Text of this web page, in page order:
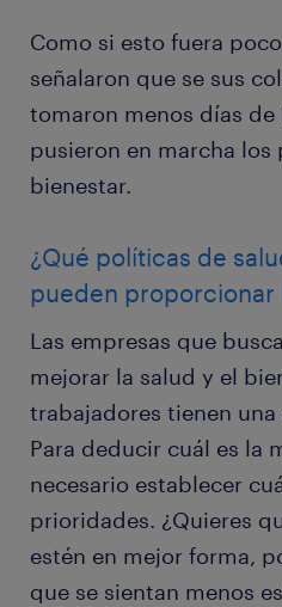
Como si esto fuera
señalaron que se sus
tomaron menos días
pusieron en marcha
bienestar.
¿Qué políticas de
pueden proporcionar
Las empresas que
mejorar la salud y el
trabajadores tienen
Para deducir cuál es la
necesario establecer
prioridades. ¿Quieres
estén en mejor forma,
que se sientan menos